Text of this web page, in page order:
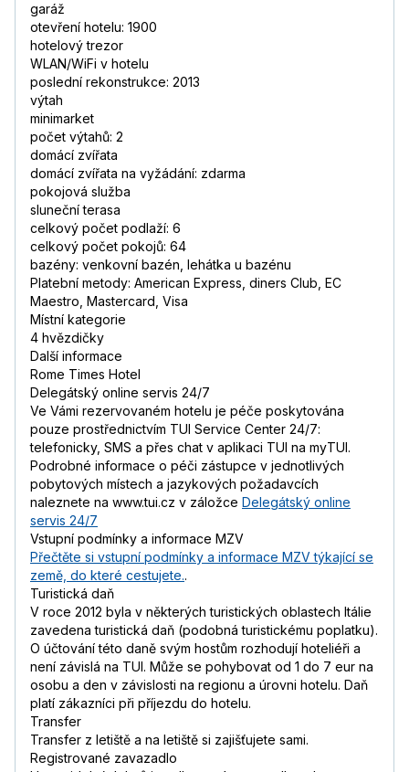
garáž
otevření hotelu: 1900
hotelový trezor
WLAN/WiFi v hotelu
poslední rekonstrukce: 2013
výtah
minimarket
počet výtahů: 2
domácí zvířata
domácí zvířata na vyžádání: zdarma
pokojová služba
sluneční terasa
celkový počet podlaží: 6
celkový počet pokojů: 64
bazény: venkovní bazén, lehátka u bazénu
Platební metody: American Express, diners Club, EC
Maestro, Mastercard, Visa
Místní kategorie
4 hvězdičky
Další informace
Rome Times Hotel
Delegátský online servis 24/7
Ve Vámi rezervovaném hotelu je péče poskytována
pouze prostřednictvím TUI Service Center 24/7:
telefonicky, SMS a přes chat v aplikaci TUI na myTUI.
Podrobné informace o péči zástupce v jednotlivých
pobytových místech a jazykových požadavcích
naleznete na www.tui.cz v záložce Delegátský online
servis 24/7
Vstupní podmínky a informace MZV
Přečtěte si vstupní podmínky a informace MZV týkající se
země, do které cestujete..
Turistická daň
V roce 2012 byla v některých turistických oblastech Itálie
zavedena turistická daň (podobná turistickému poplatku).
O účtování této daně svým hostům rozhodují hoteliéři a
není závislá na TUI. Může se pohybovat od 1 do 7 eur na
osobu a den v závislosti na regionu a úrovni hotelu. Daň
platí zákazníci při příjezdu do hotelu.
Transfer
Transfer z letiště a na letiště si zajišťujete sami.
Registrované zavazadlo